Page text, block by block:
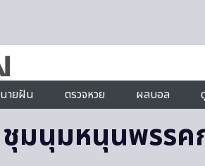
ายฝัน ตรวจหวย ผลบอล
ชุมนุมหนุนพรรค